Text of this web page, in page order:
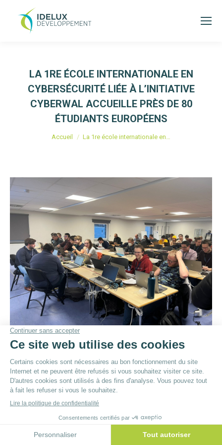
LA 1RE ÉCOLE INTERNATIONALE EN
CYBERSÉCURITÉ LIÉE À L’INITIATIVE
CYBERWAL ACCUEILLE PRÈS DE 80
ÉTUDIANTS EUROPÉENS
Vous êtes ici :
Accueil La 1re école internationale en…
© ByPoush
Menu du bas